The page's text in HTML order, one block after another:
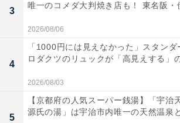
ブランドロゴをそのままキルティング
の面と、華やかなオリジナルのフラワ
3
唯一のコメダ大判焼き店も！ 東名阪・
2026/08/06
4
「1000円には見えなかった」スタンダ
ロダクツのリュックが「高見えする」
2026/08/03
5
【京都府の人気スーパー銭湯】「宇治
源氏の湯」は宇治市内唯一の天然温泉